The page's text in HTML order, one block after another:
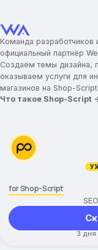
Телефон и время
Обратный звонок
Контакты Whats
Боковая панель
Навигационное
Мобильная версия
Главная
Тип слайдера
Номер альбома
Популярные
Промо-товары
Команда разработчиков
официальный партнёр
Создаём темы дизайна,
оказываем услуги для
магазинов на Shop-
Что такое Shop-Script
for Shop-Script
3 дня